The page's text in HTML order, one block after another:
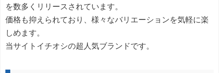
を数多くリリースされています。
価格も抑えられており、様々なバリエーションを気軽に楽
しめます。
当サイトイチオシの超人気ブランドです。